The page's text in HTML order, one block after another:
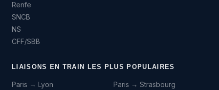
Renfe
SNCB
NS
CFF/SBB
LIAISONS EN TRAIN LES PLUS POPULAIRES
Paris → Lyon
Paris → Strasbourg